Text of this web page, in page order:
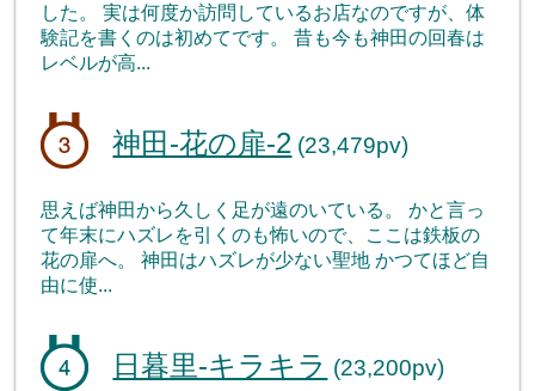
した。 実は何度か訪問しているお店なのですが、体
験記を書くのは初めてです。 昔も今も神田の回春は
レベルが高...
神田-花の扉-2 (23,479pv)
思えば神田から久しく足が遠のいている。 かと言っ
て年末にハズレを引くのも怖いので、ここは鉄板の
花の扉へ。 神田はハズレが少ない聖地 かつてほど自
由に使...
日暮里-キラキラ (23,200pv)